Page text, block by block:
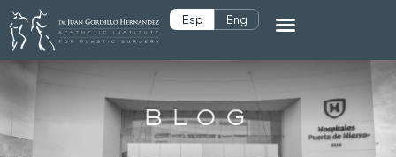
Esp Eng
BLOG